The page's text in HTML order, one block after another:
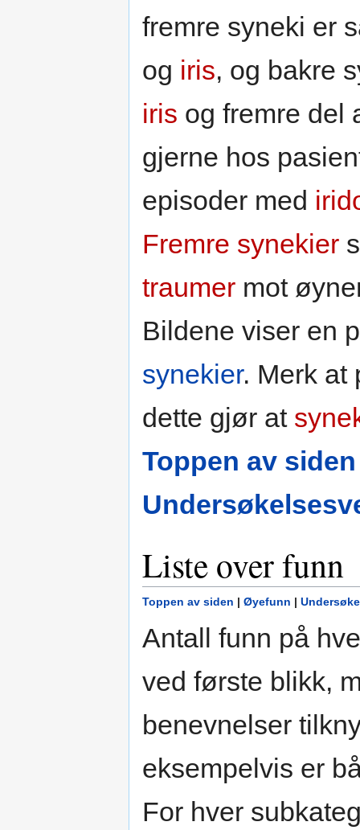
fremre syneki er
og iris, og bakre
iris og fremre del
gjerne hos
episoder med
Fremre synekier
traumer mot
Bildene viser en
synekier. Merk at
dette gjør at
Toppen av siden
Liste over funn
Toppen av siden | Øyefunn |
Antall funn på
ved første blikk,
benevnelser
eksempelvis er
For hver